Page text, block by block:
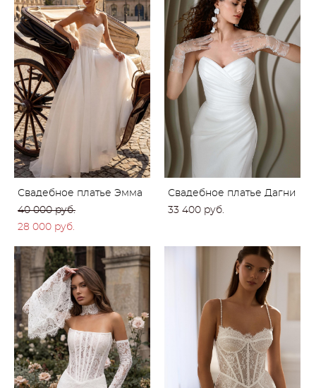
Свадебное платье Эмма
40 000 pуб.
28 000 pуб.
Свадебное платье Дагни
33 400 pуб.